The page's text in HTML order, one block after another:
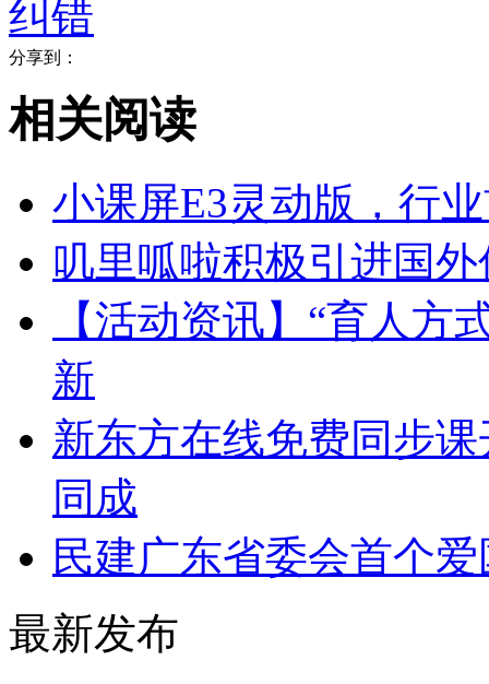
纠错
分享到：
相关阅读
小课屏E3灵动版，行
叽里呱啦积极引进国
【活动资讯】“育人
新
新东方在线免费同步
同成
民建广东省委会首个
最新发布